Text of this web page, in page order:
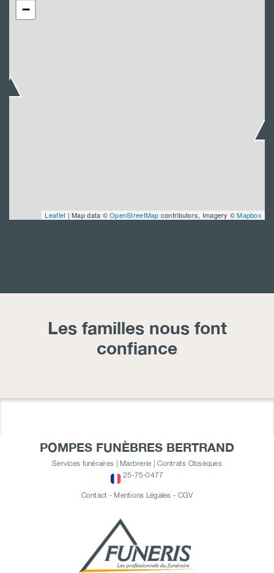
−
Leaflet | Map data ©OpenStreetMap contributors, Imagery ©Mapbox
Les familles nous font
confiance
POMPES FUNÈBRES BERTRAND
Services funéraires | Marbrerie | Contrats Obsèques
25-75-0477
Contact -Mentions Légales - CGV